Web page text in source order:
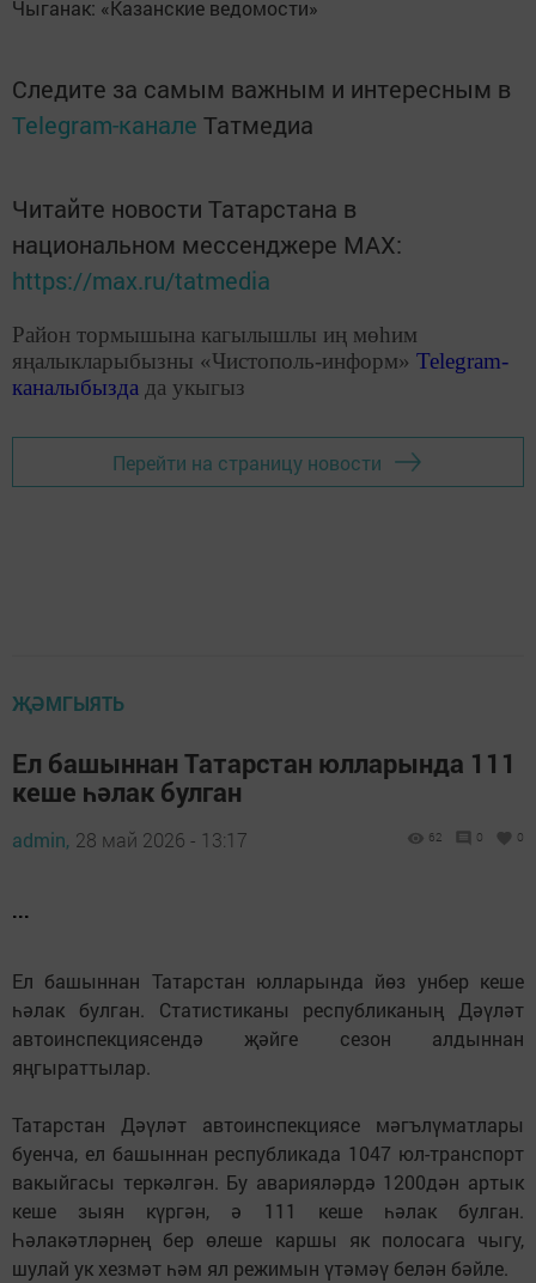
Чыганак: «Казанские ведомости»
Следите за самым важным и интересным в
Telegram-канале Татмедиа
Читайте новости Татарстана в
национальном мессенджере MАХ:
https://max.ru/tatmedia
Район тормышына кагылышлы иң мөһим
яңалыкларыбызны «Чистополь-информ» Telegram-
каналыбызда да укыгыз
Перейти на страницу новости
ҖӘМГЫЯТЬ
Ел башыннан Татарстан юлларында 111
кеше һәлак булган
admin, 28 май 2026 - 13:17 62 0 0
...
Ел башыннан Татарстан юлларында йөз унбер кеше
һәлак булган. Статистиканы республиканың Дәүләт
автоинспекциясендә җәйге сезон алдыннан
яңгыраттылар.
Татарстан Дәүләт автоинспекциясе мәгълүматлары
буенча, ел башыннан республикада 1047 юл-транспорт
вакыйгасы теркәлгән. Бу аварияләрдә 1200дән артык
кеше зыян күргән, ә 111 кеше һәлак булган.
Һәлакәтләрнең бер өлеше каршы як полосага чыгу,
шулай ук хезмәт һәм ял режимын үтәмәү белән бәйле.